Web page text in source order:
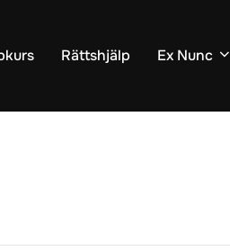
Rättshjälp Ex Nunc